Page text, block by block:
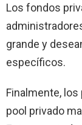
Los fondos
grande y
específicos.
Finalmente,
pool privado